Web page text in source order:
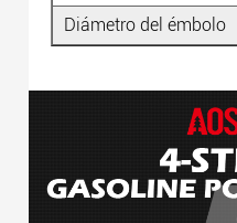
Diámetro del émbolo